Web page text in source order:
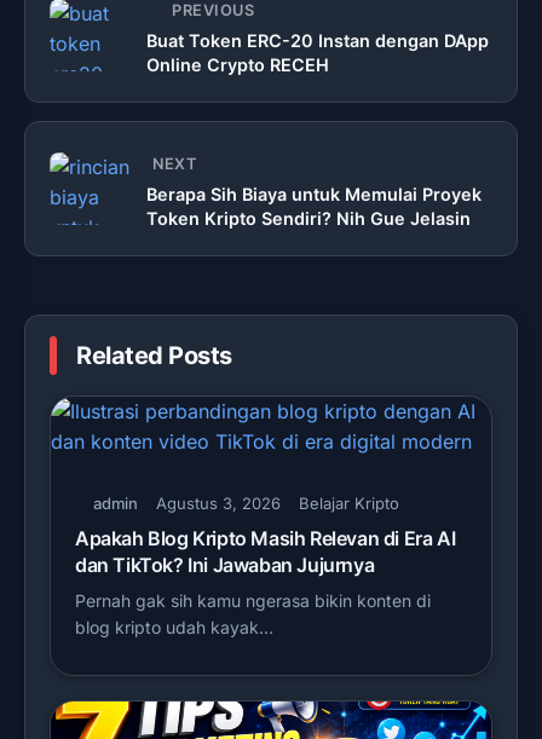
PREVIOUS
Buat Token ERC-20 Instan dengan DApp
Online Crypto RECEH
NEXT
Berapa Sih Biaya untuk Memulai Proyek
Token Kripto Sendiri? Nih Gue Jelasin
Related Posts
admin Agustus 3, 2026 Belajar Kripto
Apakah Blog Kripto Masih Relevan di Era AI
dan TikTok? Ini Jawaban Jujurnya
Pernah gak sih kamu ngerasa bikin konten di
blog kripto udah kayak…